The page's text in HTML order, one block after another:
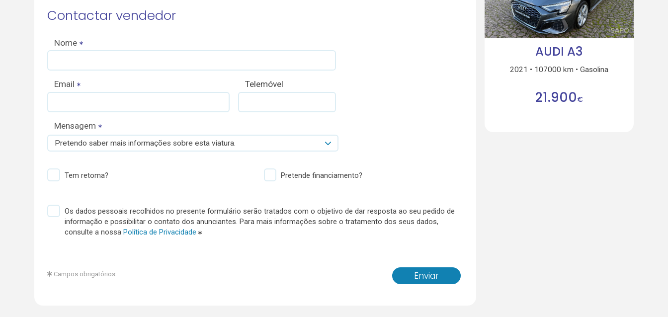
Contactar vendedor
Nome
Email Telemóvel
Mensagem
Pretendo saber mais informações sobre esta viatura.
Tem retoma? Pretende financiamento?
Os dados pessoais recolhidos no presente formulário serão tratados com o objetivo de dar resposta ao seu pedido de
informação e possibilitar o contato dos anunciantes. Para mais informações sobre o tratamento dos seus dados,
consulte a nossa Política de Privacidade
Enviar
Campos obrigatórios
AUDI A3
2021 107000 km Gasolina
21.900€